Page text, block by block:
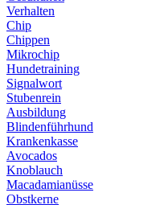
Verhalten
Chip
Chippen
Mikrochip
Hundetraining
Signalwort
Stubenrein
Ausbildung
Blindenführhund
Krankenkasse
Avocados
Knoblauch
Macadamianüsse
Obstkerne